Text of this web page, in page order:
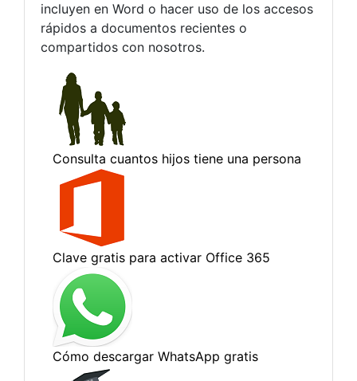
incluyen en Word o hacer uso de los accesos
rápidos a documentos recientes o
compartidos con nosotros.